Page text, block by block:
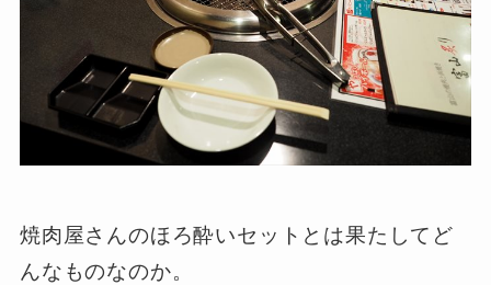
焼肉屋さんのほろ酔いセットとは果たしてど
んなものなのか。